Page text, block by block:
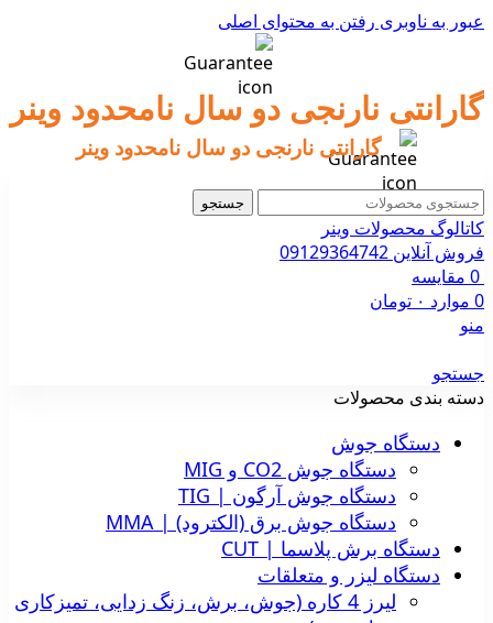
عبور به ناوبری رفتن به محتوای اصلی
گارانتی نارنجی دو سال نامحدود وینر
گارانتی نارنجی دو سال نامحدود وینر
جستجو
کاتالوگ محصولات وینر
فروش آنلاین 09129364742
0 مقایسه
0 موارد ۰ تومان
منو
جستجو
دسته بندی محصولات
دستگاه جوش
دستگاه جوش CO2 و MIG
دستگاه جوش آرگون | TIG
دستگاه جوش برق (الکترود) | MMA
دستگاه برش پلاسما | CUT
دستگاه لیزر و متعلقات
لیرز 4 کاره (جوش، برش، زنگ زدایی، تمیزکاری